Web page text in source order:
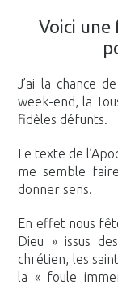
Voici une
J’ai la chance
week-end, la
fidèles défunts.
Le texte de
me semble
donner sens.
En effet nous
Dieu » issus
chrétien, les
la « foule